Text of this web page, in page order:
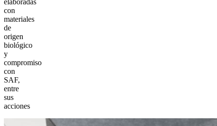
elaboradas
con
materiales
de
origen
biológico
y
compromiso
con
SAF,
entre
sus
acciones